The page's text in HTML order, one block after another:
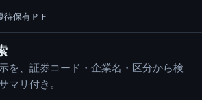
待保有ＰＦ
を、証券コード・企業名・区分から検
マリ付き。